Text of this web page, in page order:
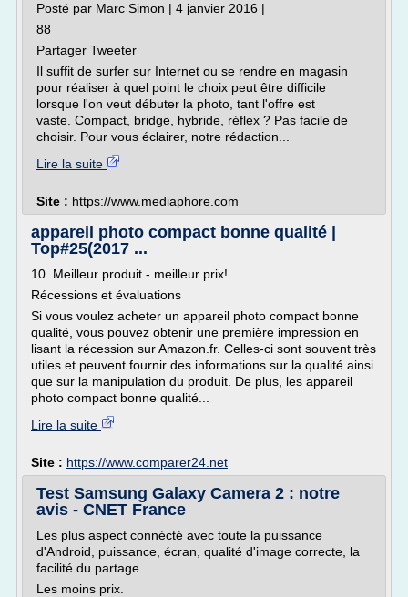
Posté par Marc Simon | 4 janvier 2016 |
88
Partager Tweeter
Il suffit de surfer sur Internet ou se rendre en magasin
pour réaliser à quel point le choix peut être difficile
lorsque l'on veut débuter la photo, tant l'offre est
vaste. Compact, bridge, hybride, réflex ? Pas facile de
choisir. Pour vous éclairer, notre rédaction...
Lire la suite
Site : https://www.mediaphore.com
appareil photo compact bonne qualité |
Top#25(2017 ...
10. Meilleur produit - meilleur prix!
Récessions et évaluations
Si vous voulez acheter un appareil photo compact bonne
qualité, vous pouvez obtenir une première impression en
lisant la récession sur Amazon.fr. Celles-ci sont souvent très
utiles et peuvent fournir des informations sur la qualité ainsi
que sur la manipulation du produit. De plus, les appareil
photo compact bonne qualité...
Lire la suite
Site : https://www.comparer24.net
Test Samsung Galaxy Camera 2 : notre
avis - CNET France
Les plus aspect connécté avec toute la puissance
d'Android, puissance, écran, qualité d'image correcte, la
facilité du partage.
Les moins prix.